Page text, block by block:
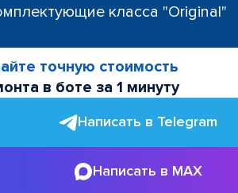
класса "Original"
точную стоимость
в боте за 1 минуту
Написать в Telegram
Написать в MAX